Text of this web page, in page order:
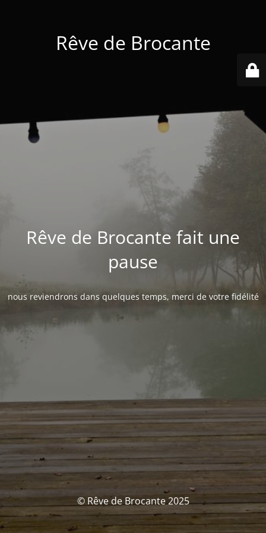
Rêve de Brocante
Rêve de Brocante fait une
pause
nous reviendrons dans quelques temps, merci de votre fidélité
© Rêve de Brocante 2025